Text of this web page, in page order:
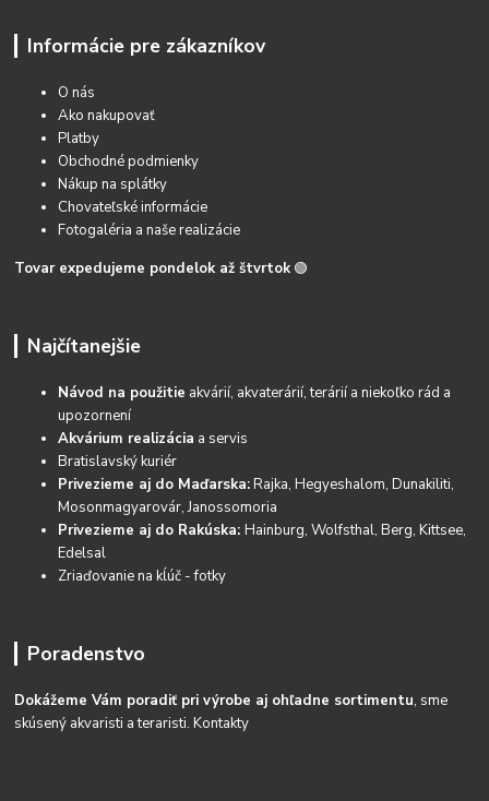
Informácie pre zákazníkov
O nás
Ako nakupovať
Platby
Obchodné podmienky
Nákup na splátky
Chovateľské informácie
Fotogaléria a naše realizácie
Tovar expedujeme pondelok až štvrtok 🟢
Najčítanejšie
Návod na použitie akvárií, akvaterárií, terárií a niekoľko rád a
upozornení
Akvárium realizácia a servis
Bratislavský kuriér
Privezieme aj do Maďarska:Rajka, Hegyeshalom, Dunakiliti,
Mosonmagyarovár, Janossomoria
Privezieme aj do Rakúska:Hainburg, Wolfsthal, Berg, Kittsee,
Edelsal
Zriaďovanie na kĺúč - fotky
Poradenstvo
Dokážeme Vám poradiť pri výrobe aj ohľadne sortimentu, sme
skúsený akvaristi a teraristi.Kontakty